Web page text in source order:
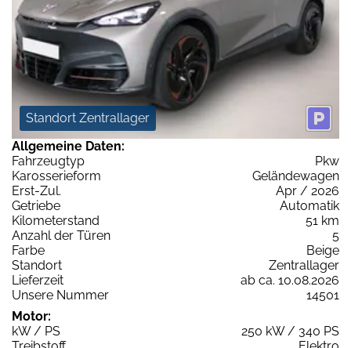
Standort Zentrallager
Allgemeine Daten:
Fahrzeugtyp
Pkw
Karosserieform
Geländewagen
Erst-Zul.
Apr / 2026
Getriebe
Automatik
Kilometerstand
51 km
Anzahl der Türen
5
Farbe
Beige
Standort
Zentrallager
Lieferzeit
ab ca. 10.08.2026
Unsere Nummer
14501
Motor:
kW / PS
250 kW / 340 PS